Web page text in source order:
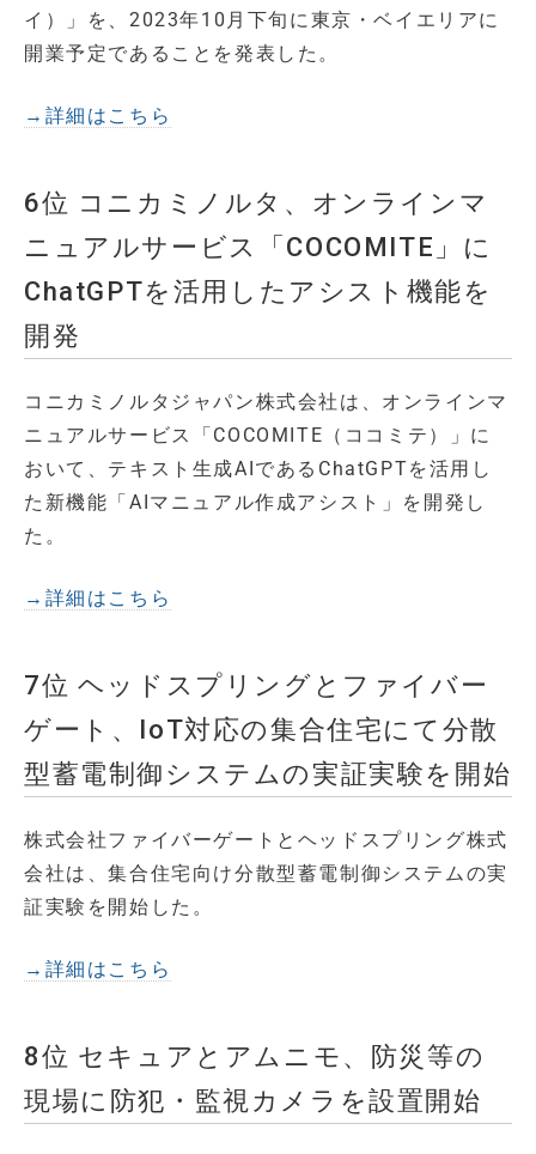
イ）」を、2023年10月下旬に東京・ベイエリアに
開業予定であることを発表した。
→詳細はこちら
6位 コニカミノルタ、オンラインマ
ニュアルサービス「COCOMITE」に
ChatGPTを活用したアシスト機能を
開発
コニカミノルタジャパン株式会社は、オンラインマ
ニュアルサービス「COCOMITE（ココミテ）」に
おいて、テキスト生成AIであるChatGPTを活用し
た新機能「AIマニュアル作成アシスト」を開発し
た。
→詳細はこちら
7位 ヘッドスプリングとファイバー
ゲート、IoT対応の集合住宅にて分散
型蓄電制御システムの実証実験を開始
株式会社ファイバーゲートとヘッドスプリング株式
会社は、集合住宅向け分散型蓄電制御システムの実
証実験を開始した。
→詳細はこちら
8位 セキュアとアムニモ、防災等の
現場に防犯・監視カメラを設置開始